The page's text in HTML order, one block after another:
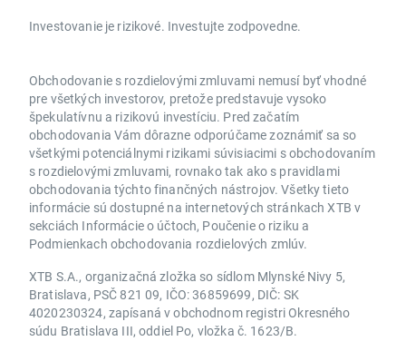
Investovanie je rizikové. Investujte zodpovedne.
Obchodovanie s rozdielovými zmluvami nemusí byť vhodné
pre všetkých investorov, pretože predstavuje vysoko
špekulatívnu a rizikovú investíciu. Pred začatím
obchodovania Vám dôrazne odporúčame zoznámiť sa so
všetkými potenciálnymi rizikami súvisiacimi s obchodovaním
s rozdielovými zmluvami, rovnako tak ako s pravidlami
obchodovania týchto finančných nástrojov. Všetky tieto
informácie sú dostupné na internetových stránkach XTB v
sekciách Informácie o účtoch, Poučenie o riziku a
Podmienkach obchodovania rozdielových zmlúv.
XTB S.A., organizačná zložka so sídlom Mlynské Nivy 5,
Bratislava, PSČ 821 09, IČO: 36859699, DIČ: SK
4020230324, zapísaná v obchodnom registri Okresného
súdu Bratislava III, oddiel Po, vložka č. 1623/B.